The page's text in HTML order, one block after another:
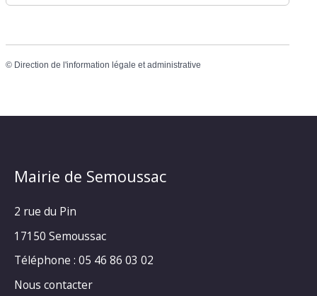
© Direction de l'information légale et administrative
Mairie de Semoussac
2 rue du Pin
17150 Semoussac
Téléphone : 05 46 86 03 02
Nous contacter